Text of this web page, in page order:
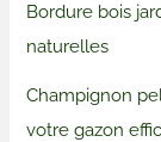
Bordure bois
naturelles
Champignon
votre gazon